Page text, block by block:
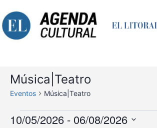
al
contenido
Música|Teatro
Eventos Música|Teatro
Eventos
10/05/2026 - 06/08/2026